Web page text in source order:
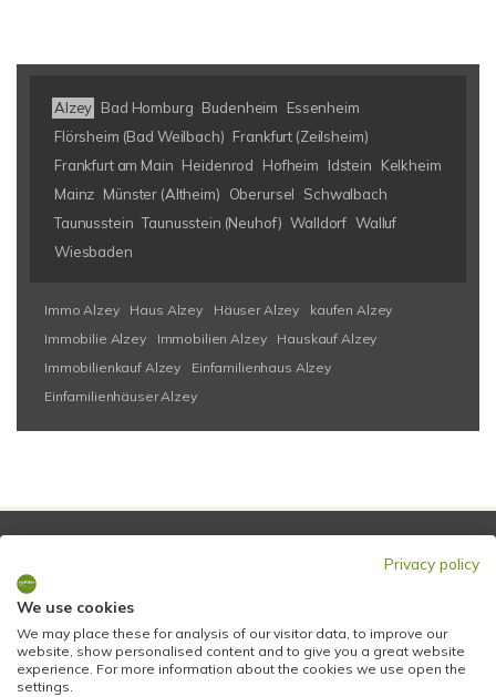
Alzey Bad Homburg Budenheim
Essenheim
Flörsheim (Bad Weilbach) Frankfurt (Zeilsheim)
Frankfurt am Main Heidenrod Hofheim Idstein
Kelkheim
Mainz Münster (Altheim) Oberursel
Schwalbach
Taunusstein Taunusstein (Neuhof) Walldorf Walluf
Wiesbaden
Immo Alzey Haus Alzey Häuser Alzey
kaufen Alzey
Immobilie Alzey
Immobilien Alzey
Hauskauf Alzey
Immobilienkauf Alzey
Einfamilienhaus Alzey
Einfamilienhäuser Alzey
SERVICE MIT AUSZEICHNUNG!Privacy policy
We use cookies
We may place these for analysis of our visitor data, to improve our
website, show personalised content and to give you a great website
experience. For more information about the cookies we use open the
settings.